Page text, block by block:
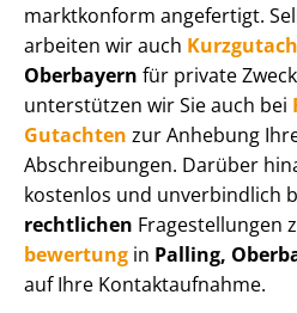
marktkonform angefertigt.
arbeiten wir auch
Oberbayern für private
unterstützen wir Sie auch bei
Gutachten zur Anhebung
Abschreibungen. Darüber
kostenlos und unverbindlich
rechtlichen Fragestellungen
be­wer­tung in Palling,
auf Ihre Kontaktaufnahme.